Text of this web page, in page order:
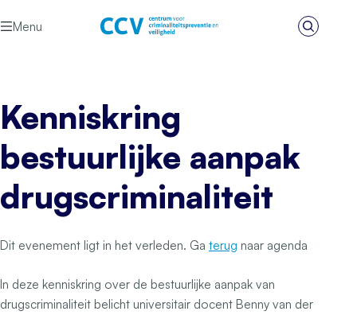
Menu
Zoeken
Kenniskring
bestuurlijke aanpak
drugscriminaliteit
Dit evenement ligt in het verleden. Ga terug naar agenda
In deze kenniskring over de bestuurlijke aanpak van
drugscriminaliteit belicht universitair docent Benny van der